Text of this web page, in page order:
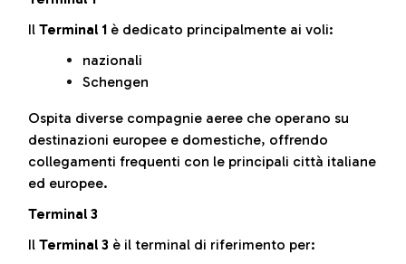
Il Terminal 1 è dedicato principalmente ai voli:
nazionali
Schengen
Ospita diverse compagnie aeree che operano su
destinazioni europee e domestiche, offrendo
collegamenti frequenti con le principali città italiane
ed europee.
Terminal 3
Il Terminal 3 è il terminal di riferimento per: